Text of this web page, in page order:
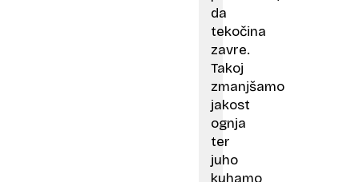
da
tekočina
zavre.
Takoj
zmanjšamo
jakost
ognja
ter
juho
kuhamo